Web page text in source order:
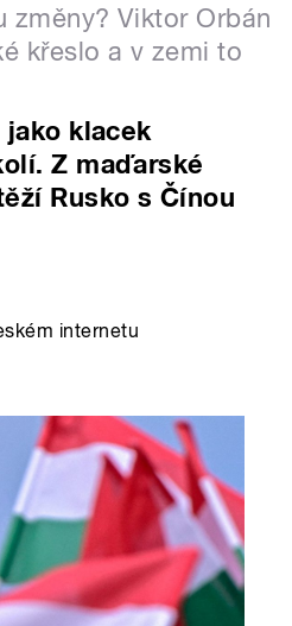
změny? Viktor Orbán
křeslo a v zemi to
klacek
Z maďarské
Rusko s Čínou
internetu